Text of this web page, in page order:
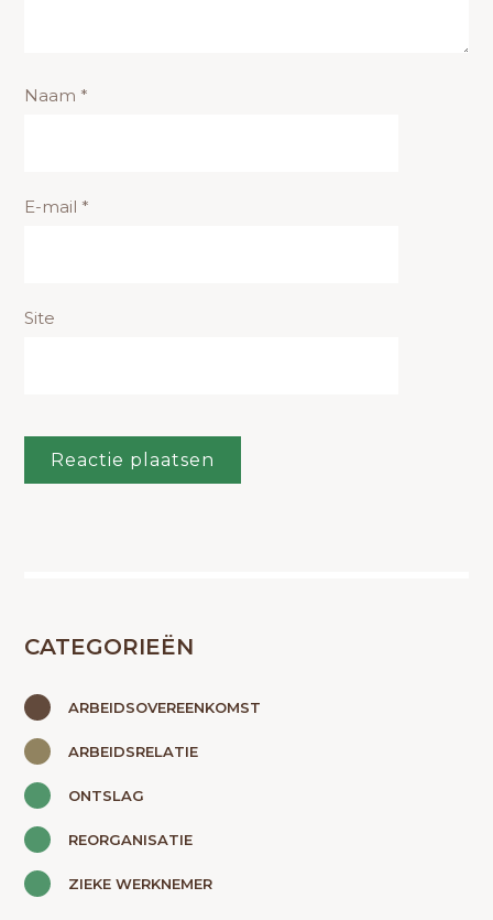
Naam *
E-mail *
Site
CATEGORIEËN
ARBEIDSOVEREENKOMST
ARBEIDSRELATIE
ONTSLAG
REORGANISATIE
ZIEKE WERKNEMER